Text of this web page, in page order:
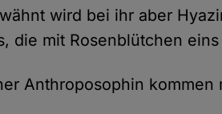
wird bei ihr aber
die mit Rosenblütchen
Anthroposophin kommen